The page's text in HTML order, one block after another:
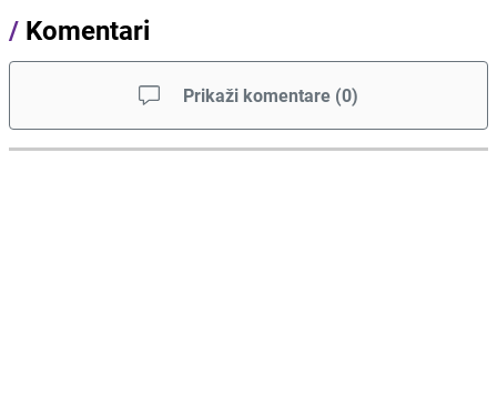
/ Komentari
Prikaži komentare (0)